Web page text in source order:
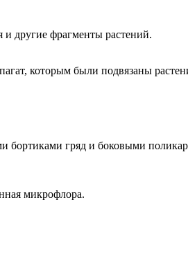
и другие фрагменты растений.
которым были подвязаны
бортиками гряд и боковыми
микрофлора.